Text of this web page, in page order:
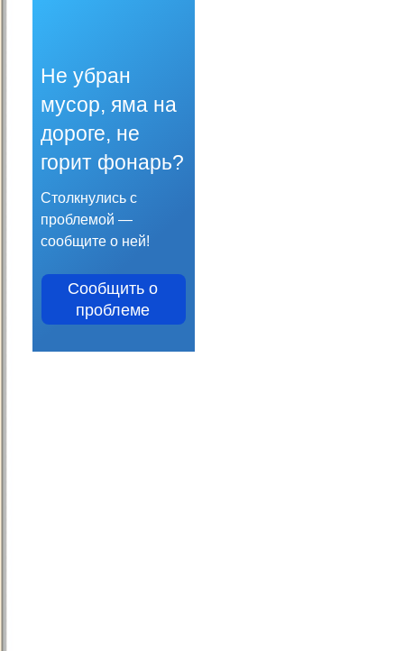
Не убран
мусор, яма на
дороге, не
горит фонарь?
Столкнулись с
проблемой —
сообщите о ней!
Сообщить о
проблеме